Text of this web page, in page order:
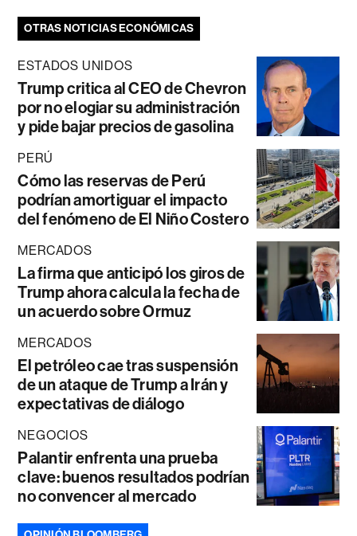
OTRAS NOTICIAS ECONÓMICAS
ESTADOS UNIDOS
Trump critica al CEO de Chevron
por no elogiar su administración
y pide bajar precios de gasolina
PERÚ
Cómo las reservas de Perú
podrían amortiguar el impacto
del fenómeno de El Niño Costero
MERCADOS
La firma que anticipó los giros de
Trump ahora calcula la fecha de
un acuerdo sobre Ormuz
MERCADOS
El petróleo cae tras suspensión
de un ataque de Trump a Irán y
expectativas de diálogo
NEGOCIOS
Palantir enfrenta una prueba
clave: buenos resultados podrían
no convencer al mercado